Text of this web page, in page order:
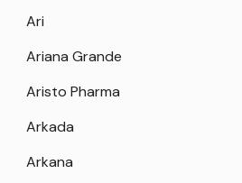
Ari
Ariana Grande
Aristo Pharma
Arkada
Arkana